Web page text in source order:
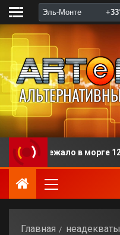
в морге 128 лет
Главная неадекваты